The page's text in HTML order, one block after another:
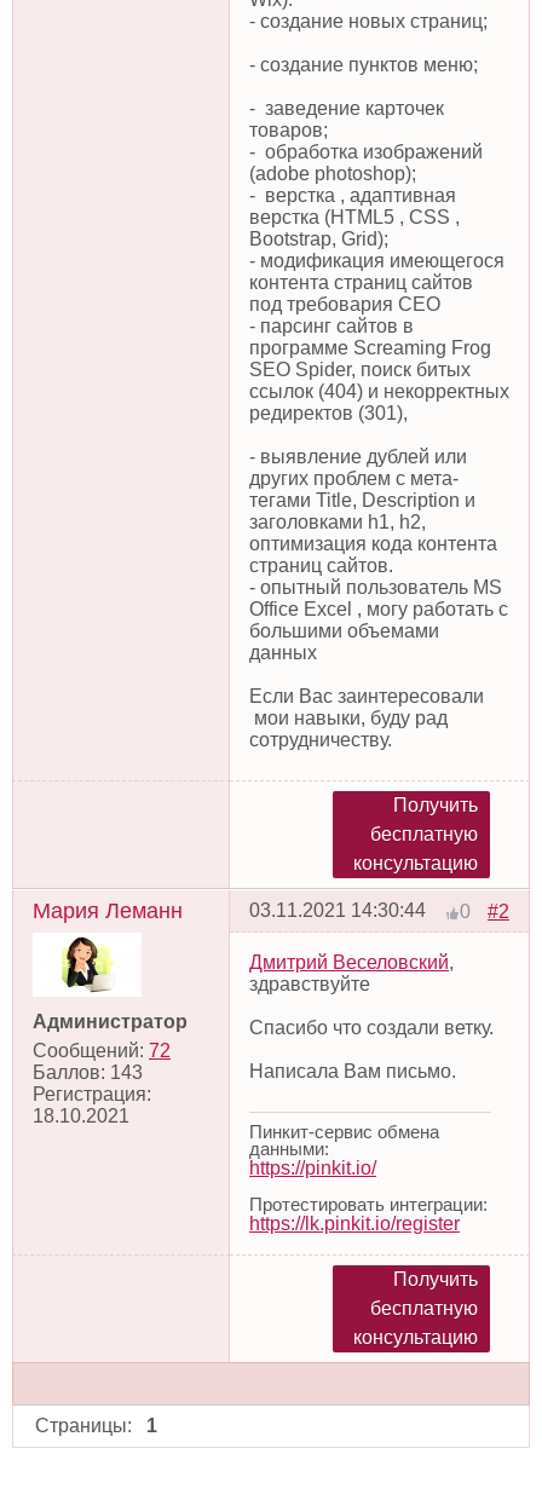
- создание новых страниц;
- создание пунктов меню;
- заведение карточек
товаров;
- обработка изображений
(adobe photoshop);
- верстка , адаптивная
верстка (HTML5 , CSS ,
Bootstrap, Grid);
- модификация имеющегося
контента страниц сайтов
под требовария CEO
- парсинг сайтов в
программе Screaming Frog
SEO Spider, поиск битых
ссылок (404) и некорректных
редиректов (301),
- выявление дублей или
других проблем с мета-
тегами Title, Description и
заголовками h1, h2,
оптимизация кода контента
страниц сайтов.
- опытный пользователь MS
Office Excel , могу работать с
большими объемами
данных
Если Вас заинтересовали
мои навыки, буду рад
сотрудничеству.
Получить
бесплатную
консультацию
Мария Леманн
Администратор
Сообщений: 72
Баллов: 143
Регистрация:
18.10.2021
#2
0
03.11.2021 14:30:44
Дмитрий Веселовский,
здравствуйте
Спасибо что создали ветку.
Написала Вам письмо.
Пинкит-сервис обмена
данными:
https://pinkit.io/
Протестировать интеграции:
https://lk.pinkit.io/register
Получить
бесплатную
консультацию
Страницы: 1